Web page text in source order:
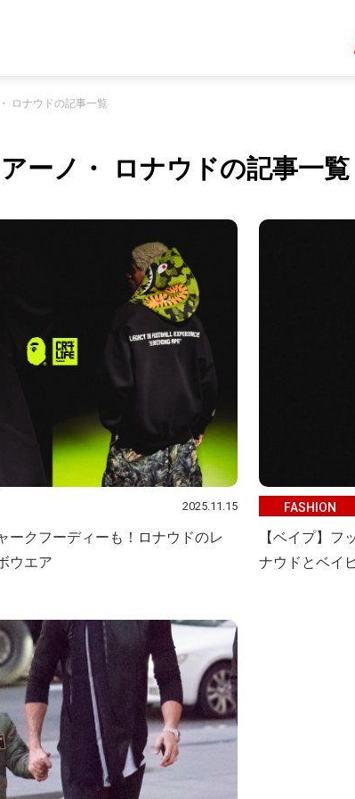
ロナウドの記事一覧
ーノ・ ロナウドの記事一覧
2025.11.15
ークフーディーも！ロナウドのレ
ウエア
FASHION
【ベイプ】フ
ナウドとベイ